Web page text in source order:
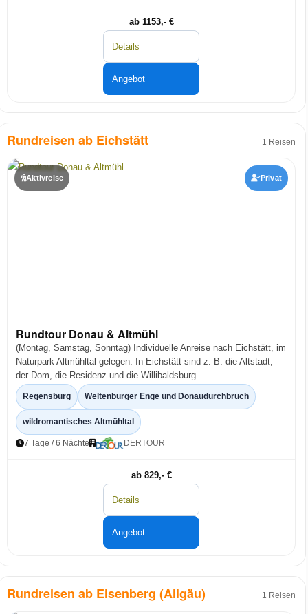
ab 1153,- €
Details
Angebot
Rundreisen ab Eichstätt 1 Reisen
Aktivreise Privat
Rundtour Donau & Altmühl
(Montag, Samstag, Sonntag) Individuelle Anreise nach Eichstätt, im
Naturpark Altmühltal gelegen. In Eichstätt sind z. B. die Altstadt,
der Dom, die Residenz und die Willibaldsburg ...
Regensburg Weltenburger Enge und Donaudurchbruch
wildromantisches Altmühltal
7 Tage / 6 Nächte DERTOUR
ab 829,- €
Details
Angebot
Rundreisen ab Eisenberg (Allgäu) 1 Reisen